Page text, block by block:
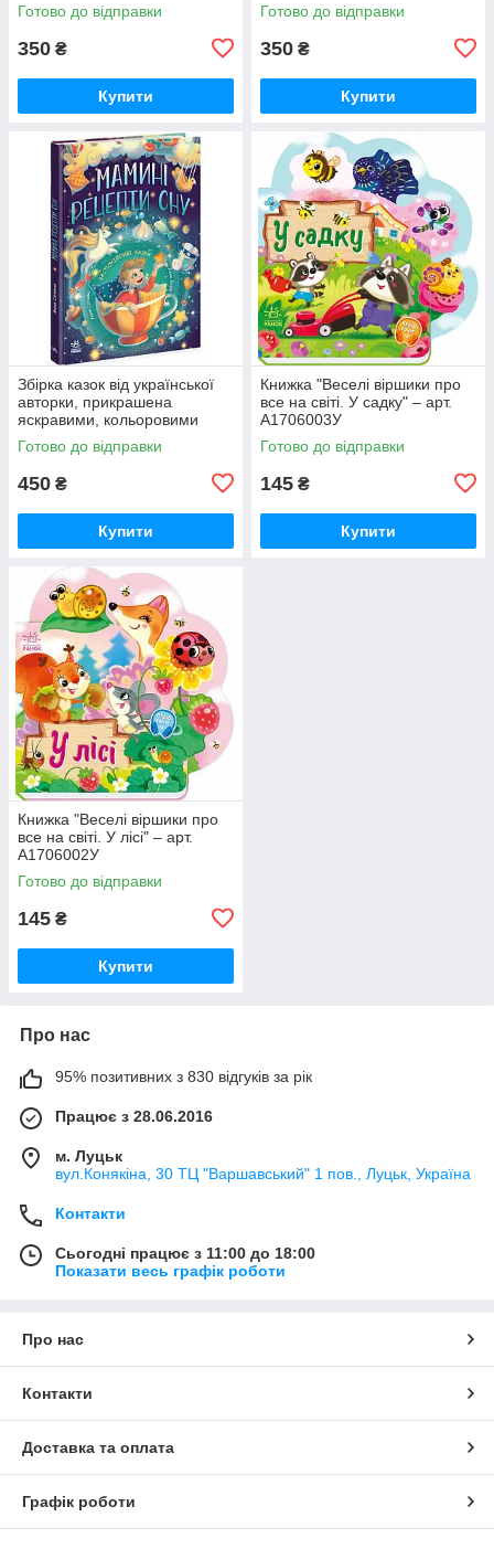
Готово до відправки
350 ₴
Купити
Готово до відправки
350 ₴
Купити
Збірка казок від української
авторки, прикрашена
яскравими, кольоровими
ілюстраціями. Книжка містить
казки, які рекомендовано чит
Готово до відправки
450 ₴
Купити
Книжка "Веселі віршики про
все на світі. У садку" – арт.
А1706003У
Готово до відправки
145 ₴
Купити
Книжка "Веселі віршики про
все на світі. У лісі" – арт.
А1706002У
Готово до відправки
145 ₴
Купити
Про нас
95% позитивних з 830 відгуків за рік
Працює з 28.06.2016
м. Луцьк
вул.Конякіна, 30 ТЦ "Варшавський" 1 пов., Луцьк, Україна
Контакти
Сьогодні працює з 11:00 до 18:00
Показати весь графік роботи
Про нас
Контакти
Доставка та оплата
Графік роботи